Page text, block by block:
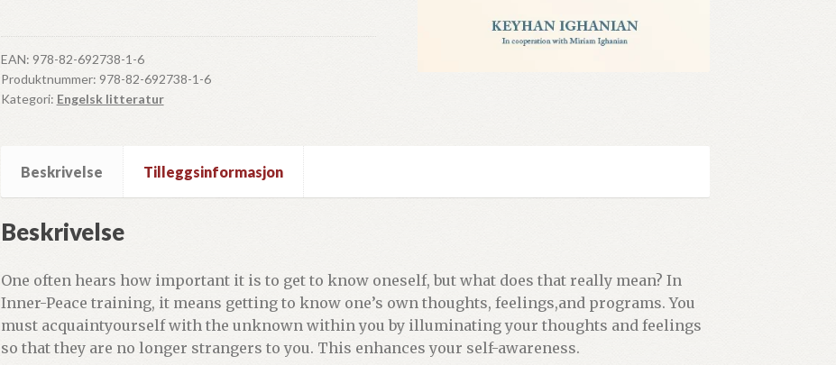
EAN: 978-82-692738-1-6
Produktnummer: 978-82-692738-1-6
Kategori: Engelsk litteratur
Beskrivelse Tilleggsinformasjon
Beskrivelse
One often hears how important it is to get to know oneself, but what does that really mean? In
Inner-Peace training, it means getting to know one’s own thoughts, feelings,and programs. You
must acquaintyourself with the unknown within you by illuminating your thoughts and feelings
so that they are no longer strangers to you. This enhances your self-awareness.